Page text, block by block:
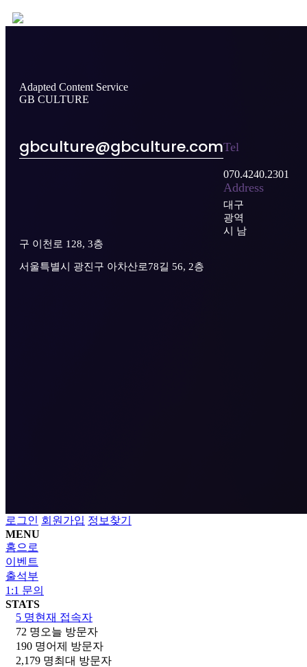
Adapted Content Service
GB CULTURE
gbculture@gbculture.comTel
070.4240.2301
Address
대구
광역
시 남
구 이천로 128, 3층
서울특별시 광진구 아차산로78길 56, 2층
로그인 회원가입 정보찾기
MENU
홈으로
이벤트
출석부
1:1 문의
STATS
5 명현재 접속자
72 명 오늘 방문자
190 명어제 방문자
2,179 명최대 방문자